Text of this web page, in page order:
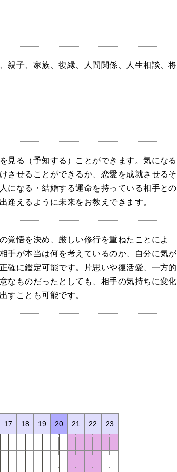
親子、家族、復縁、人間関係、人生相談、将
見る（予知する）ことができます。気になる
させることができるか、恋愛を成就させるそ
になる・結婚する運命を持っている相手との
逢えるように未来をお教えできます。
覚悟を決め、厳しい修行を重ねたことによ
手が本当は何を考えているのか、自分に気が
確に鑑定可能です。片思いや復活愛、一方的
なものだったとしても、相手の気持ちに変化
すことも可能です。
17 18 19 20 21 22 23